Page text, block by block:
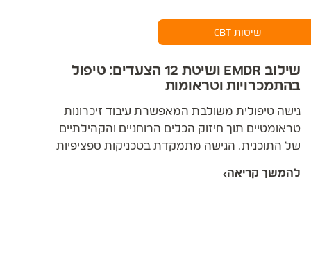
שיטות CBT
שילוב EMDR ושיטת 12 הצעדים: טיפול
בהתמכרויות וטראומות
גישה טיפולית משולבת המאפשרת עיבוד זיכרונות
טראומטיים תוך חיזוק הכלים הרוחניים והקהילתיים
של התוכנית. הגישה מתמקדת בטכניקות ספציפיות
הכניעה ובניית הכוח העליון.
להמשך קריאה